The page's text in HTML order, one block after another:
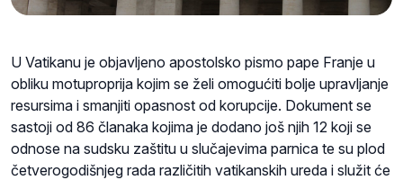
U Vatikanu je objavljeno apostolsko pismo pape Franje u
obliku motuproprija kojim se želi omogućiti bolje upravljanje
resursima i smanjiti opasnost od korupcije. Dokument se
sastoji od 86 članaka kojima je dodano još njih 12 koji se
odnose na sudsku zaštitu u slučajevima parnica te su plod
četverogodišnjeg rada različitih vatikanskih ureda i služit će